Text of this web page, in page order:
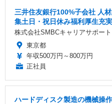
三井住友銀行100%子会社 人
集土日・祝日休み福利厚生充実
株式会社SMBCキャリアサポート
東京都
年収500万円～800万円
正社員
ハードディスク製造の機械操